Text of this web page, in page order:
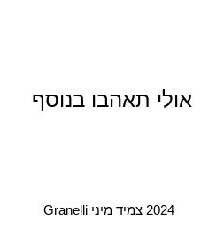
אולי תאהבו בנוסף
2024 צמיד מיני Granelli